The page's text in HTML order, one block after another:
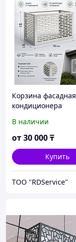
Корзина
кондиционера
В наличии
от30 000₸
Купить
ТОО "RDService"